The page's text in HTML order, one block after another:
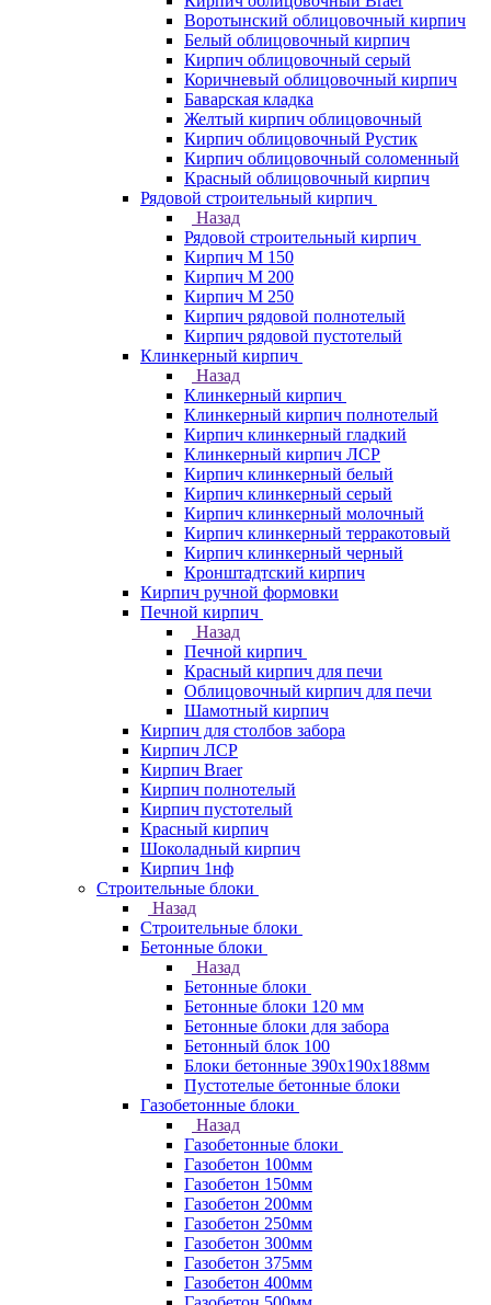
Воротынский облицовочный кирпич
Белый облицовочный кирпич
Кирпич облицовочный серый
Коричневый облицовочный кирпич
Баварская кладка
Желтый кирпич облицовочный
Кирпич облицовочный Рустик
Кирпич облицовочный соломенный
Красный облицовочный кирпич
Рядовой строительный кирпич
Назад
Рядовой строительный кирпич
Кирпич М 150
Кирпич М 200
Кирпич М 250
Кирпич рядовой полнотелый
Кирпич рядовой пустотелый
Клинкерный кирпич
Назад
Клинкерный кирпич
Клинкерный кирпич полнотелый
Кирпич клинкерный гладкий
Клинкерный кирпич ЛСР
Кирпич клинкерный белый
Кирпич клинкерный серый
Кирпич клинкерный молочный
Кирпич клинкерный терракотовый
Кирпич клинкерный черный
Кронштадтский кирпич
Кирпич ручной формовки
Печной кирпич
Назад
Печной кирпич
Красный кирпич для печи
Облицовочный кирпич для печи
Шамотный кирпич
Кирпич для столбов забора
Кирпич ЛСР
Кирпич Braer
Кирпич полнотелый
Кирпич пустотелый
Красный кирпич
Шоколадный кирпич
Кирпич 1нф
Строительные блоки
Назад
Строительные блоки
Бетонные блоки
Назад
Бетонные блоки
Бетонные блоки 120 мм
Бетонные блоки для забора
Бетонный блок 100
Блоки бетонные 390х190х188мм
Пустотелые бетонные блоки
Газобетонные блоки
Назад
Газобетонные блоки
Газобетон 100мм
Газобетон 150мм
Газобетон 200мм
Газобетон 250мм
Газобетон 300мм
Газобетон 375мм
Газобетон 400мм